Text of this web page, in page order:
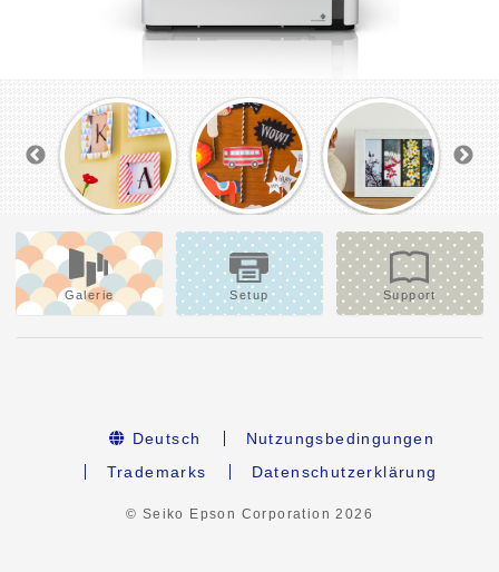
Galerie Setup Support
Deutsch
Nutzungsbedingungen
Trademarks
Datenschutzerklärung
© Seiko Epson Corporation2026